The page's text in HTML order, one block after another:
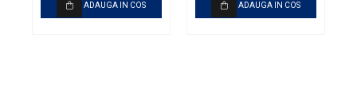
ADAUGA IN COS ADAUGA IN COS